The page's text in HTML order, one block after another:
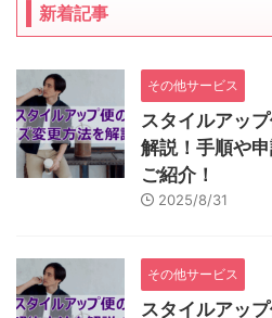
新着記事
その他サービス
スタイルアッ
解説！手順や
ご紹介！
2025/8/31
その他サービス
スタイルアッ